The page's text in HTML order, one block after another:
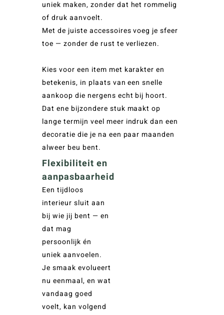
uniek maken, zonder dat het rommelig
of druk aanvoelt.
Met de juiste accessoires voeg je sfeer
toe — zonder de rust te verliezen.
Kies voor een item met karakter en
betekenis, in plaats van een snelle
aankoop die nergens echt bij hoort.
Dat ene bijzondere stuk maakt op
lange termijn veel meer indruk dan een
decoratie die je na een paar maanden
alweer beu bent.
Flexibiliteit en
aanpasbaarheid
Een tijdloos
interieur sluit aan
bij wie jij bent — en
dat mag
persoonlijk én
uniek aanvoelen.
Je smaak evolueert
nu eenmaal, en wat
vandaag goed
voelt, kan volgend